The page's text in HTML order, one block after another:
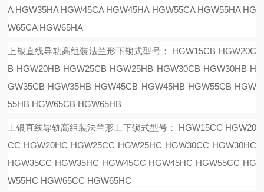
A HGW35HA HGW45CA HGW45HA HGW55CA HGW55HA HG
W65CA HGW65HA
上银直线导轨高组装法兰形下锁式型号：
HGW15CB HGW20C
B HGW20HB HGW25CB HGW25HB HGW30CB HGW30HB H
GW35CB HGW35HB HGW45CB HGW45HB HGW55CB HGW
55HB HGW65CB HGW65HB
上银直线导轨高组装法兰形上下锁式型号：
HGW15CC HGW20
CC HGW20HC HGW25CC HGW25HC HGW30CC HGW30HC
HGW35CC HGW35HC HGW45CC HGW45HC HGW55CC HG
W55HC HGW65CC HGW65HC